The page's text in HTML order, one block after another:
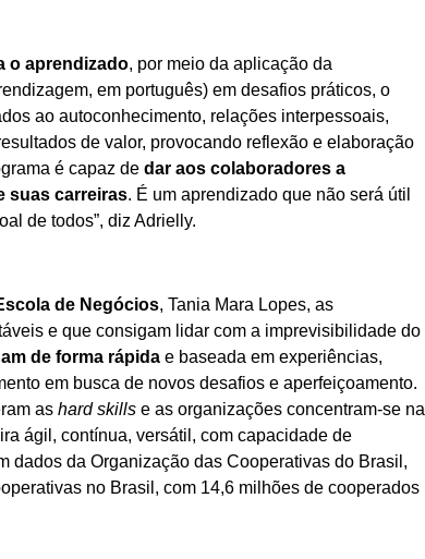
o aprendizado, por meio da aplicação da
em português) em desafios práticos, o
ao autoconhecimento, relações interpessoais,
de valor, provocando reflexão e elaboração
é capaz de dar aos colaboradores a
suas carreiras. É um aprendizado que não será útil
de todos”, diz Adrielly.
de Negócios, Tania Mara Lopes, as
e que consigam lidar com a imprevisibilidade do
de forma rápida e baseada em experiências,
em busca de novos desafios e aperfeiçoamento.
as hard skills e as organizações concentram-se na
ágil, contínua, versátil, com capacidade de
dados da Organização das Cooperativas do Brasil,
no Brasil, com 14,6 milhões de cooperados